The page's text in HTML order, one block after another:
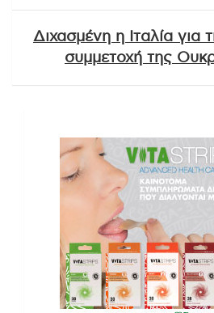
Διχασμένη η Ιταλία για
συμμετοχή της